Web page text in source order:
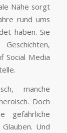
Nähe sorgt
rund ums
haben. Sie
Social Media
manche
Doch
gefährliche
Und